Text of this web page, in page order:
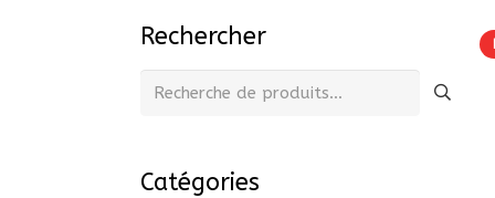
Rechercher
Recherche
Catégories